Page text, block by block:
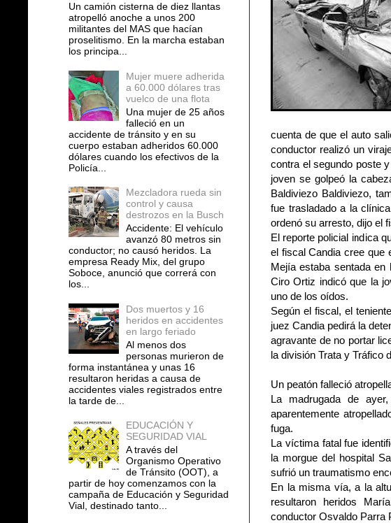
cuenta de que el auto
conductor realizó un
contra el segundo poste
joven se golpeó la
Baldiviezo Baldiviezo,
fue trasladado a la
ordenó su arresto, dijo el
El reporte policial indica
el fiscal Candia cree que
Mejía estaba sentada
Ciro Ortiz indicó que la
uno de los oídos.
Según el fiscal, el
juez Candia pedirá la
agravante de no portar
la división Trata y Tráfico
Un peatón falleció
La madrugada de
aparentemente
fuga.
La víctima fatal fue
la morgue del hospital
sufrió un traumatismo
En la misma vía, a la
resultaron heridos
conductor Osvaldo Parra
Un camión cisterna de diez llantas
atropelló anoche a unos 200
militantes del MAS que hacían
proselitismo. En la marcha estaban
los principa...
Mujer muere adherida
a 60.000 dólares tras
vuelco de una flota
Una mujer de 25 años
falleció en un
accidente de tránsito y en su
cuerpo estaban adheridos 60.000
dólares cuando los efectivos de la
Policía...
Mezcladora rueda sin
control y causa
destrozos en la Busch
Accidente: El vehículo
avanzó 80 metros sin
conductor; no causó heridos. La
empresa Ready Mix, del grupo
Soboce, anunció que correrá con
los...
Dos muertos y 16
heridos en accidentes
en largo feriado
Al menos dos
personas murieron de
forma instantánea y unas 16
resultaron heridas a causa de
accidentes viales registrados entre
la tarde de...
EDUCACIÓN Y
SEGURIDAD VIAL
A través del
Organismo Operativo
de Tránsito (OOT), a
partir de hoy comenzamos con la
campaña de Educación y Seguridad
Vial, destinado tanto...